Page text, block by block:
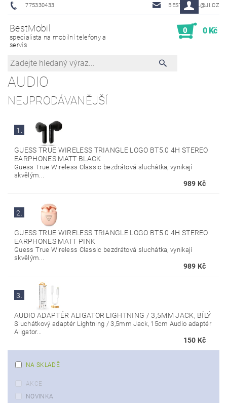
775330433 BESTMOBIL@JI.CZ
BestMobil
specialista na mobilní telefony a
servis
0 0 Kč
AUDIO
NEJPRODÁVANĚJŠÍ
1.
GUESS TRUE WIRELESS TRIANGLE LOGO BT5.0 4H STEREO
EARPHONES MATT BLACK
Guess True Wireless Classic bezdrátová sluchátka, vynikají
skvělým...
989 Kč
2.
GUESS TRUE WIRELESS TRIANGLE LOGO BT5.0 4H STEREO
EARPHONES MATT PINK
Guess True Wireless Classic bezdrátová sluchátka, vynikají
skvělým...
989 Kč
3.
AUDIO ADAPTÉR ALIGATOR LIGHTNING / 3,5MM JACK, BÍLÝ
Sluchátkový adaptér Lightning / 3,5mm Jack, 15cm Audio adaptér
Aligator...
150 Kč
NA SKLADĚ
AKCE
NOVINKA